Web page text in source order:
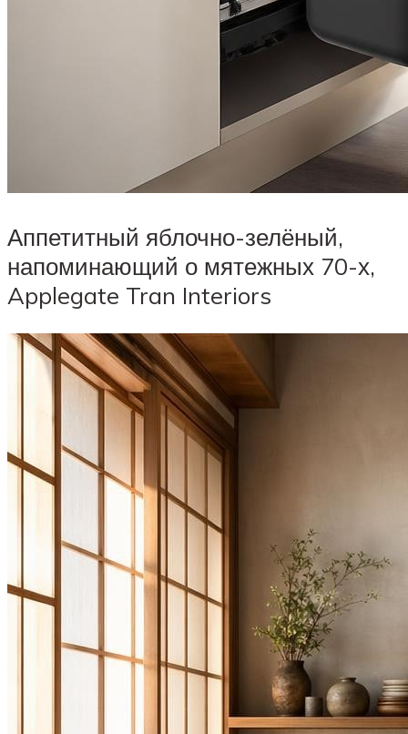
Аппетитный яблочно-зелёный,
напоминающий о мятежных 70-х,
Applegate Tran Interiors